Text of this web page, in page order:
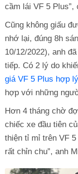
cầm lái VF 5
Cũng không giấu
nhớ lại, đúng 8h
10/12/2022), anh
tiếp. Có 2 lý do
giá VF 5 Plus hợp lý
hợp với những
Hơn 4 tháng chờ
chiếc xe đầu tiên
thiện tỉ mỉ trên VF
rất chỉn chu”, anh